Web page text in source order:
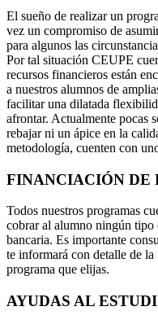
El sueño de realizar un
vez un compromiso de
para algunos las
Por tal situación CEUPE
recursos financieros están
a nuestros alumnos de
facilitar una dilatada
afrontar. Actualmente pocas
rebajar ni un ápice en la
metodología, cuenten con
FINANCIACIÓN DE
Todos nuestros programas
cobrar al alumno ningún
bancaria. Es importante
te informará con detalle de
programa que elijas.
AYUDAS AL